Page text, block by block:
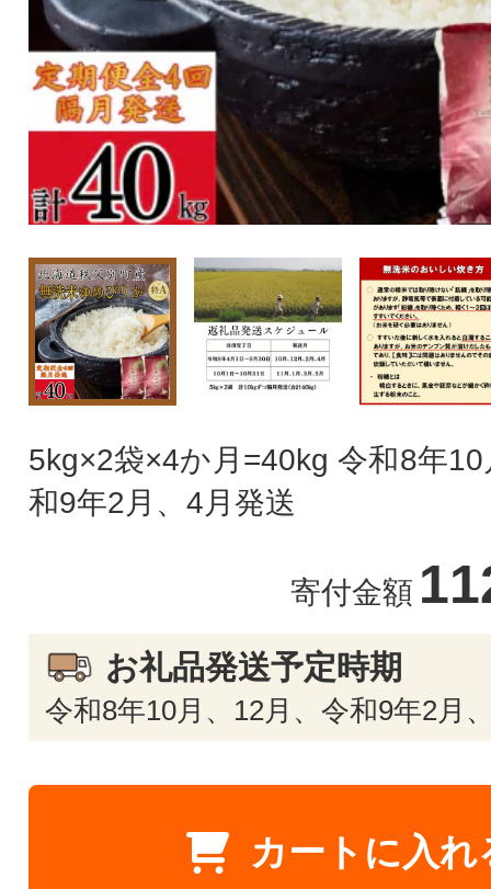
5kg×2袋×4か月=40kg 令和8年
和9年2月、4月発送
寄付金額
お礼品発送予定時期
令和8年10月、12月、令和9年2月
カートに入れ